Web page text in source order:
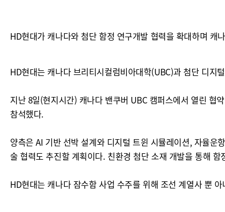
HD현대가 캐나다와 첨단 함정 연구개발 협력을 확대하며 캐
HD현대는 캐나다 브리티시컬럼비아대학(UBC)과 첨단 디지
지난 8일(현지시간) 캐나다 밴쿠버 UBC 캠퍼스에서 열린 협
참석했다.
양측은 AI 기반 선박 설계와 디지털 트윈 시뮬레이션, 자율
술 협력도 추진할 계획이다. 친환경 첨단 소재 개발을 통해
HD현대는 캐나다 잠수함 사업 수주를 위해 조선 계열사 뿐